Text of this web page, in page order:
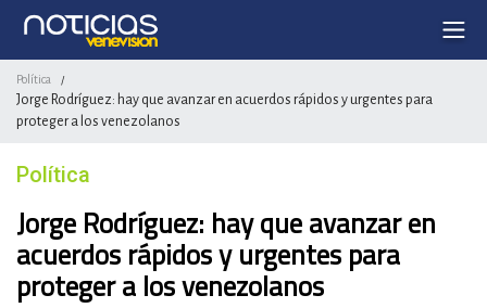
Política /
Jorge Rodríguez: hay que avanzar en acuerdos rápidos y urgentes para
proteger a los venezolanos
Política
Jorge Rodríguez: hay que avanzar en
acuerdos rápidos y urgentes para
proteger a los venezolanos